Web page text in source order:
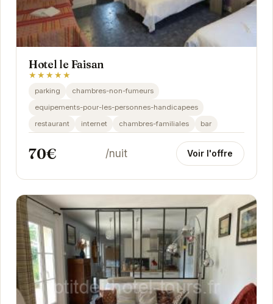
Hotel le Faisan
★★★★★
parking
chambres-non-fumeurs
equipements-pour-les-personnes-handicapees
restaurant
internet chambres-familiales bar
70€ /nuit Voir l'offre